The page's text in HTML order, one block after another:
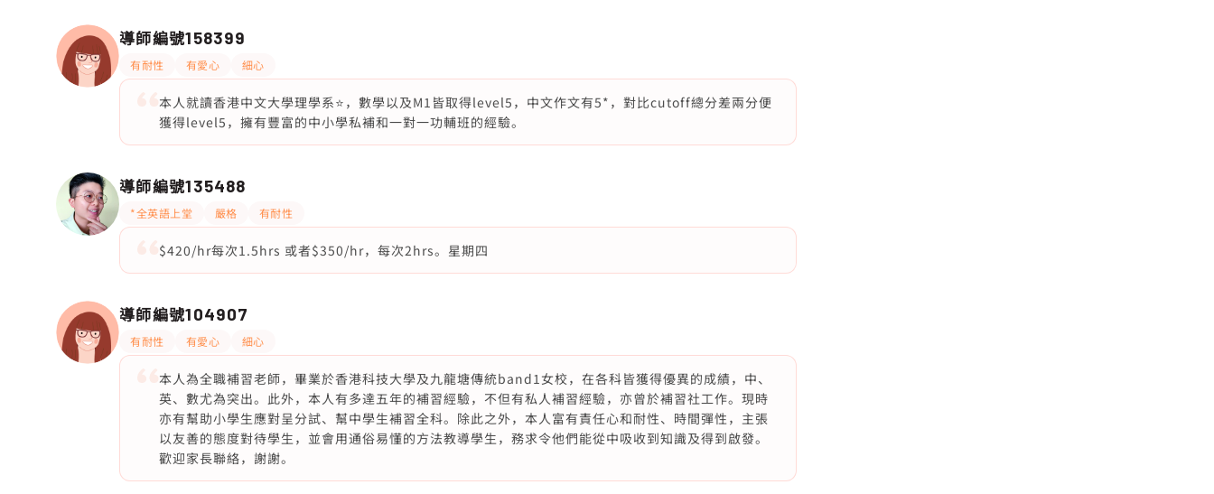
導師編號158399
有耐性 有愛心 細心
本人就讀香港中文大學理學系⭐️，數學以及M1皆取得level5，中文作文有5*，對比cutoff總分差兩分便
獲得level5，擁有豐富的中小學私補和一對一功輔班的經驗。
導師編號135488
*全英語上堂 嚴格 有耐性
$420/hr每次1.5hrs 或者$350/hr，每次2hrs。星期四
導師編號104907
有耐性 有愛心 細心
本人為全職補習老師，畢業於香港科技大學及九龍塘傳統band1女校，在各科皆獲得優異的成績，中、
英、數尤為突出。此外，本人有多達五年的補習經驗，不但有私人補習經驗，亦曾於補習社工作。現時
亦有幫助小學生應對呈分試、幫中學生補習全科。除此之外，本人富有責任心和耐性、時間彈性，主張
以友善的態度對待學生，並會用通俗易懂的方法教導學生，務求令他們能從中吸收到知識及得到啟發。
歡迎家長聯絡，謝謝。